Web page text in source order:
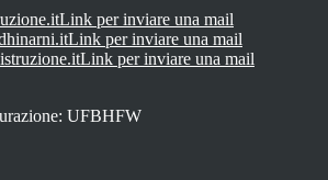
Link per inviare una mail
Link per inviare una mail
Link per inviare una mail
UFBHFW